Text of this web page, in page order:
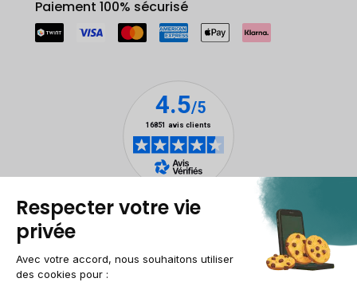
Paiement 100% sécurisé
Mentions légalesGestion des cookies
Conditions générales de vente